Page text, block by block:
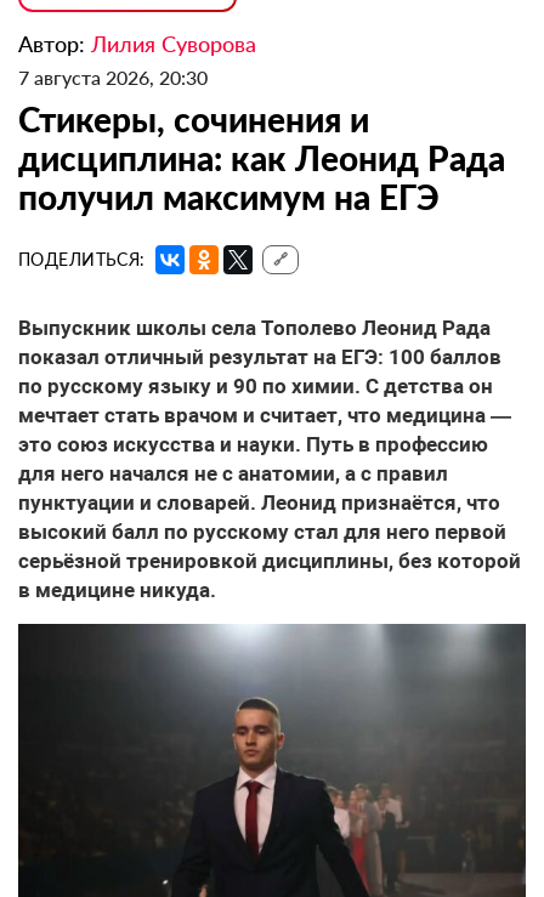
Автор: Лилия Суворова
7 августа 2026, 20:30
Стикеры, сочинения и
дисциплина: как Леонид Рада
получил максимум на ЕГЭ
ПОДЕЛИТЬСЯ: 🔗
Выпускник школы села Тополево Леонид Рада
показал отличный результат на ЕГЭ: 100 баллов
по русскому языку и 90 по химии. С детства он
мечтает стать врачом и считает, что медицина —
это союз искусства и науки. Путь в профессию
для него начался не с анатомии, а с правил
пунктуации и словарей. Леонид признаётся, что
высокий балл по русскому стал для него первой
серьёзной тренировкой дисциплины, без которой
в медицине никуда.